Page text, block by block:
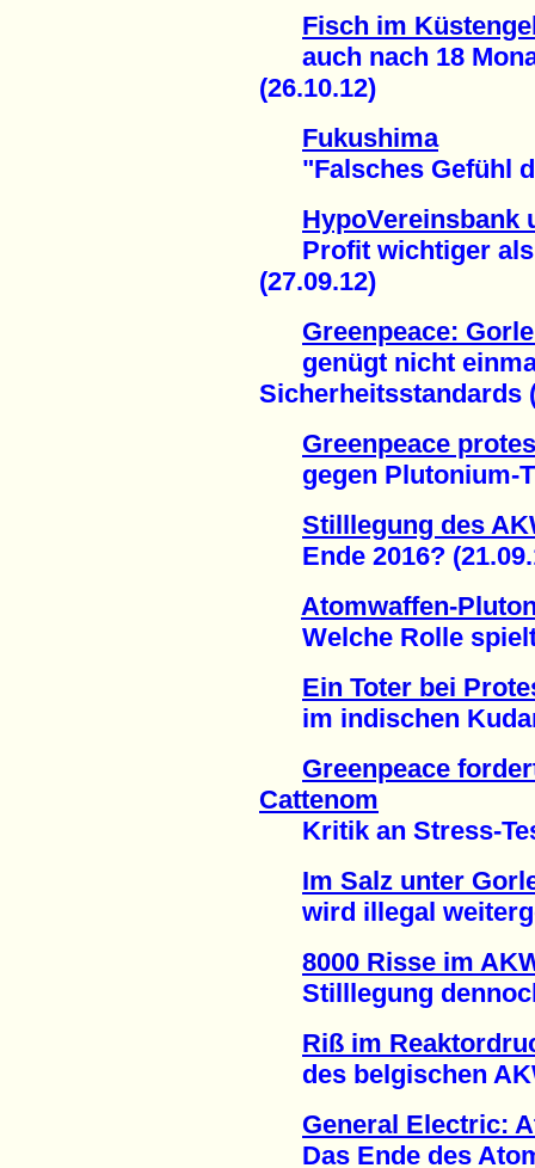
Fisch im
auch nach 18
(26.10.12)
Fukushima
"Falsches Gefühl
HypoVereinsbank
Profit wichtiger als
(27.09.12)
Greenpeace:
genügt nicht
Sicherheitsstandards
Greenpeace
gegen Plutonium-
Stilllegung des
Ende 2016?
Atomwaffen-
Welche Rolle
Ein Toter bei
im indischen
Greenpeace
Cattenom
Kritik an Stress-
Im Salz unter
wird illegal
8000 Risse im
Stilllegung
Riß im
des belgischen
General Electric:
Das Ende des